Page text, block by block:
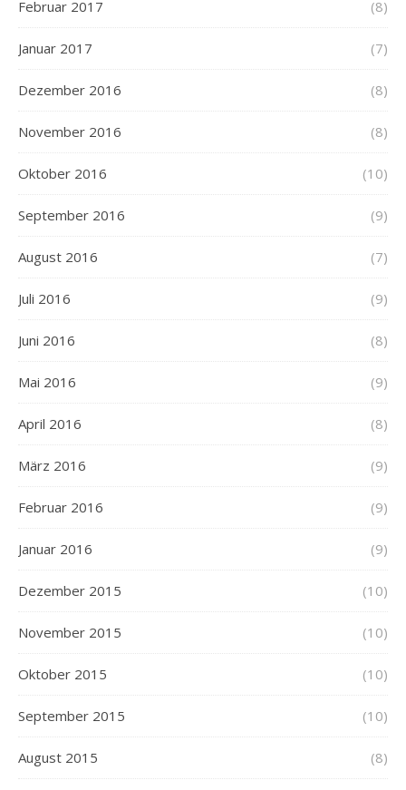
Februar 2017 (8)
Januar 2017 (7)
Dezember 2016 (8)
November 2016 (8)
Oktober 2016 (10)
September 2016 (9)
August 2016 (7)
Juli 2016 (9)
Juni 2016 (8)
Mai 2016 (9)
April 2016 (8)
März 2016 (9)
Februar 2016 (9)
Januar 2016 (9)
Dezember 2015 (10)
November 2015 (10)
Oktober 2015 (10)
September 2015 (10)
August 2015 (8)